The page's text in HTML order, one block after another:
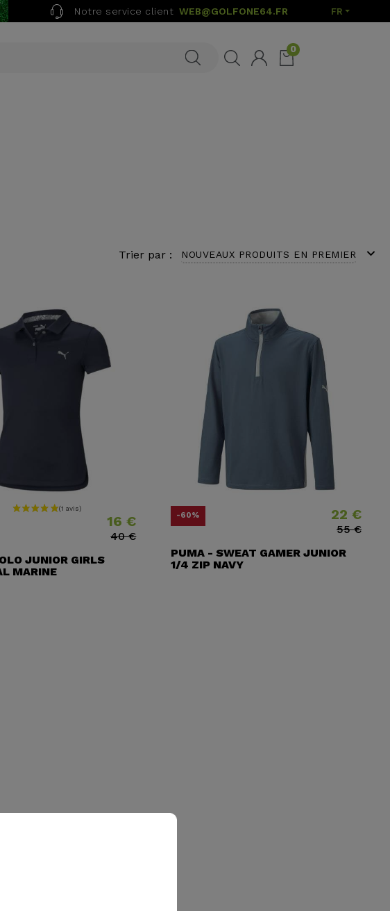
Notre service client WEB@GOLFONE64.FR FR
0
Trier par : NOUVEAUX PRODUITS EN PREMIER expand_more
Prix 16 €
Prix ​​habituel
40 €
JUNIOR GIRLS
MARINE
-60% 22 €
Prix ​​habituel
55 €
PUMA - SWEAT GAMER JUNIOR
1/4 ZIP NAVY